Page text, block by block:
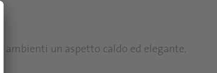
ambienti un aspetto caldo ed elegante.